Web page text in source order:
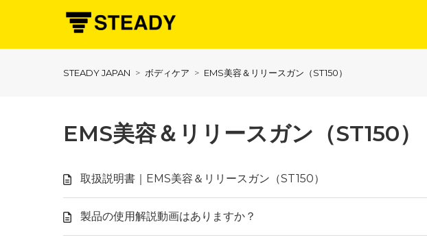
STEADY JAPAN ボディケア EMS美容＆リリースガン（ST150）
EMS美容＆リリースガン（ST150）
取扱説明書｜EMS美容＆リリースガン（ST150）
製品の使用解説動画はありますか？